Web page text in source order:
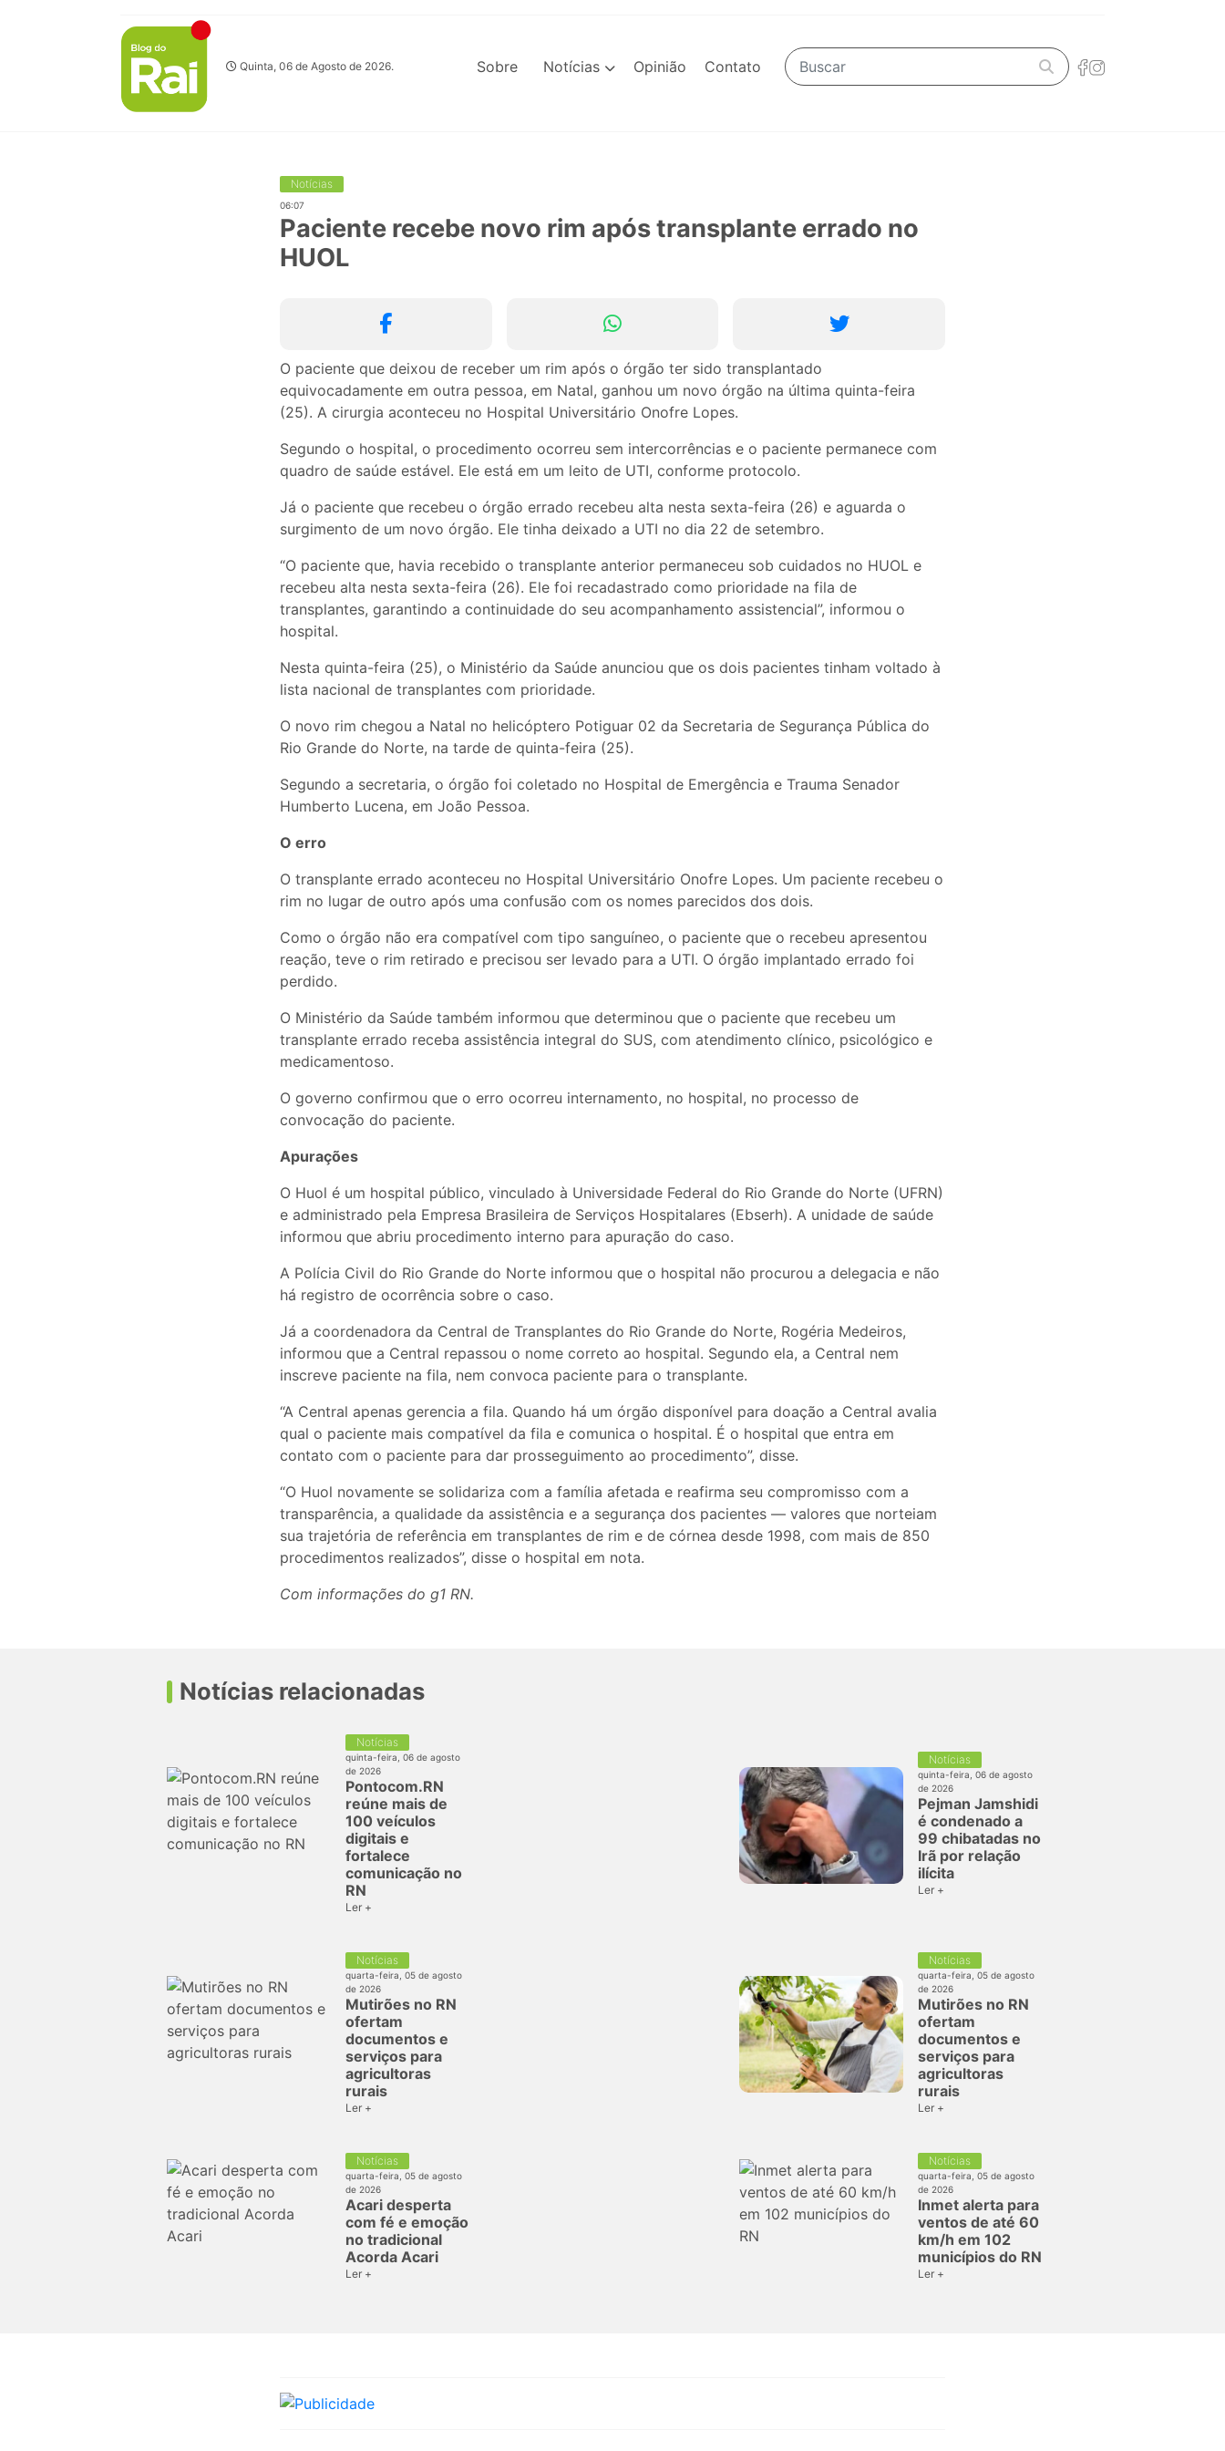
Quinta, 06 de Agosto de 2026. Sobre Notícias Opinião Contato
Notícias
06:07
Paciente recebe novo rim após transplante errado no
HUOL
O paciente que deixou de receber um rim após o órgão ter sido transplantado
equivocadamente em outra pessoa, em Natal, ganhou um novo órgão na última quinta-feira
(25). A cirurgia aconteceu no Hospital Universitário Onofre Lopes.
Segundo o hospital, o procedimento ocorreu sem intercorrências e o paciente permanece com
quadro de saúde estável. Ele está em um leito de UTI, conforme protocolo.
Já o paciente que recebeu o órgão errado recebeu alta nesta sexta-feira (26) e aguarda o
surgimento de um novo órgão. Ele tinha deixado a UTI no dia 22 de setembro.
“O paciente que, havia recebido o transplante anterior permaneceu sob cuidados no HUOL e
recebeu alta nesta sexta-feira (26). Ele foi recadastrado como prioridade na fila de
transplantes, garantindo a continuidade do seu acompanhamento assistencial”, informou o
hospital.
Nesta quinta-feira (25), o Ministério da Saúde anunciou que os dois pacientes tinham voltado à
lista nacional de transplantes com prioridade.
O novo rim chegou a Natal no helicóptero Potiguar 02 da Secretaria de Segurança Pública do
Rio Grande do Norte, na tarde de quinta-feira (25).
Segundo a secretaria, o órgão foi coletado no Hospital de Emergência e Trauma Senador
Humberto Lucena, em João Pessoa.
O erro
O transplante errado aconteceu no Hospital Universitário Onofre Lopes. Um paciente recebeu o
rim no lugar de outro após uma confusão com os nomes parecidos dos dois.
Como o órgão não era compatível com tipo sanguíneo, o paciente que o recebeu apresentou
reação, teve o rim retirado e precisou ser levado para a UTI. O órgão implantado errado foi
perdido.
O Ministério da Saúde também informou que determinou que o paciente que recebeu um
transplante errado receba assistência integral do SUS, com atendimento clínico, psicológico e
medicamentoso.
O governo confirmou que o erro ocorreu internamento, no hospital, no processo de
convocação do paciente.
Apurações
O Huol é um hospital público, vinculado à Universidade Federal do Rio Grande do Norte (UFRN)
e administrado pela Empresa Brasileira de Serviços Hospitalares (Ebserh). A unidade de saúde
informou que abriu procedimento interno para apuração do caso.
A Polícia Civil do Rio Grande do Norte informou que o hospital não procurou a delegacia e não
há registro de ocorrência sobre o caso.
Já a coordenadora da Central de Transplantes do Rio Grande do Norte, Rogéria Medeiros,
informou que a Central repassou o nome correto ao hospital. Segundo ela, a Central nem
inscreve paciente na fila, nem convoca paciente para o transplante.
“A Central apenas gerencia a fila. Quando há um órgão disponível para doação a Central avalia
qual o paciente mais compatível da fila e comunica o hospital. É o hospital que entra em
contato com o paciente para dar prosseguimento ao procedimento”, disse.
“O Huol novamente se solidariza com a família afetada e reafirma seu compromisso com a
transparência, a qualidade da assistência e a segurança dos pacientes — valores que norteiam
sua trajetória de referência em transplantes de rim e de córnea desde 1998, com mais de 850
procedimentos realizados”, disse o hospital em nota.
Com informações do g1 RN.
Notícias relacionadas
Notícias
quinta-feira, 06 de agosto
de 2026
Pontocom.RN
reúne mais de
100 veículos
digitais e
fortalece
comunicação no
RN
Ler +
Notícias
quinta-feira, 06 de agosto
de 2026
Pejman Jamshidi
é condenado a
99 chibatadas no
Irã por relação
ilícita
Ler +
Notícias
quarta-feira, 05 de agosto
de 2026
Mutirões no RN
ofertam
documentos e
serviços para
agricultoras
rurais
Ler +
Notícias
quarta-feira, 05 de agosto
de 2026
Mutirões no RN
ofertam
documentos e
serviços para
agricultoras
rurais
Ler +
Notícias
quarta-feira, 05 de agosto
de 2026
Acari desperta
com fé e emoção
no tradicional
Acorda Acari
Ler +
Notícias
quarta-feira, 05 de agosto
de 2026
Inmet alerta para
ventos de até 60
km/h em 102
municípios do RN
Ler +